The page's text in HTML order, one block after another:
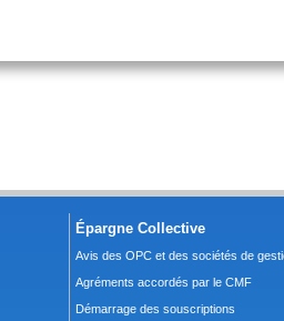
Épargne Collective
Avis des OPC et des sociétés de
Agréments accordés par le CMF
Démarrage des souscriptions